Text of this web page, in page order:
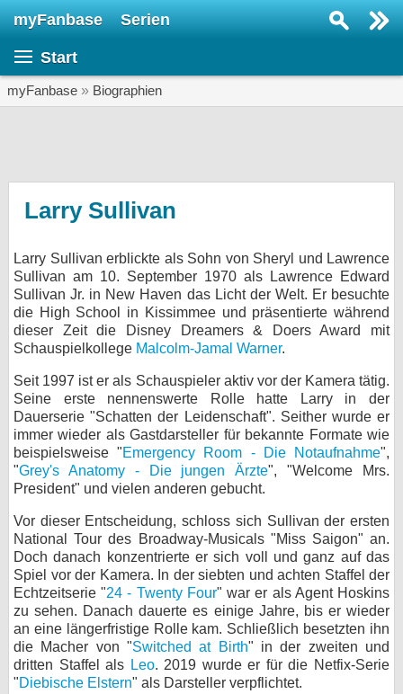
myFanbase Serien
Start
myFanbase » Biographien
Larry Sullivan
Larry Sullivan erblickte als Sohn von Sheryl und Lawrence
Sullivan am 10. September 1970 als Lawrence Edward
Sullivan Jr. in New Haven das Licht der Welt. Er besuchte
die High School in Kissimmee und präsentierte während
dieser Zeit die Disney Dreamers & Doers Award mit
Schauspielkollege Malcolm-Jamal Warner.
Seit 1997 ist er als Schauspieler aktiv vor der Kamera tätig.
Seine erste nennenswerte Rolle hatte Larry in der
Dauerserie "Schatten der Leidenschaft". Seither wurde er
immer wieder als Gastdarsteller für bekannte Formate wie
beispielsweise "Emergency Room - Die Notaufnahme",
"Grey's Anatomy - Die jungen Ärzte", "Welcome Mrs.
President" und vielen anderen gebucht.
Vor dieser Entscheidung, schloss sich Sullivan der ersten
National Tour des Broadway-Musicals "Miss Saigon" an.
Doch danach konzentrierte er sich voll und ganz auf das
Spiel vor der Kamera. In der siebten und achten Staffel der
Echtzeitserie "24 - Twenty Four" war er als Agent Hoskins
zu sehen. Danach dauerte es einige Jahre, bis er wieder
an eine längerfristige Rolle kam. Schließlich besetzten ihn
die Macher von "Switched at Birth" in der zweiten und
dritten Staffel als Leo. 2019 wurde er für die Netfix-Serie
"Diebische Elstern" als Darsteller verpflichtet.
KULTUR
Specials
SERVICE
Gewinnspiele
Forum
bei X
bei Facebook
Kontakt
Nutzungsbedingungen
Datenschutz
Cookie-Einstellungen
Impressum